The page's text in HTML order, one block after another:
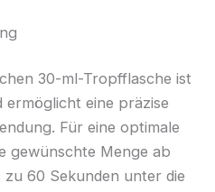
30-ml-Tropfflasche ist
ermöglicht eine präzise
Für eine optimale
gewünschte Menge ab
60 Sekunden unter die